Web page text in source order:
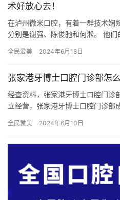
术好放心去！
在泸州微米口腔，有着一群技术娴
分别是谢强、陈俊驰和何淞。 他
谢…
全民爱美 2024年6月18日
张家港牙博士口腔门诊部怎
经查资料，张家港牙博士口腔门诊
立经营，张家港牙博士口腔门诊部
齿…
全民爱美 2024年6月10日